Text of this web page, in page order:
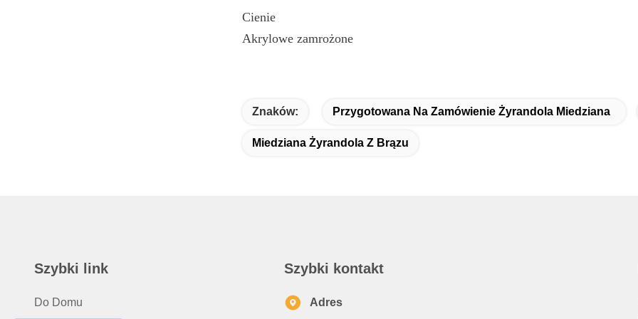
Cienie
Akrylowe zamrożone
Znaków: Przygotowana Na Zamówienie Żyrandola Miedziana
Miedziana Żyrandola Z Brązu
Szybki link
Do Domu
Szybki kontakt
Adres